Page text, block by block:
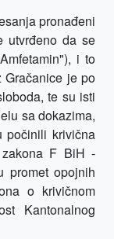
pronađeni
utvrđeno da se
i to
Gračanice je po
te su isti
sa dokazima,
počinili krivična
F BiH -
promet opojnih
o krivičnom
Kantonalnog